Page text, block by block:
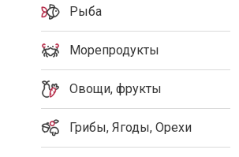
Рыба
Морепродукты
Овощи, фрукты
Грибы, Ягоды, Орехи